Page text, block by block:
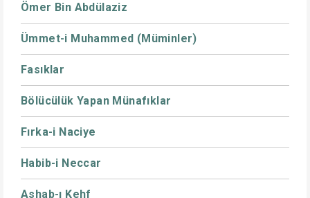
Ömer Bin Abdülaziz
Ümmet-i Muhammed (Müminler)
Fasıklar
Bölücülük Yapan Münafıklar
Fırka-i Naciye
Habib-i Neccar
Ashab-ı Kehf